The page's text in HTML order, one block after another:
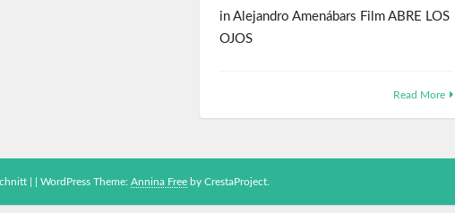
in Alejandro Amenábars Film ABRE LOS
OJOS
Read More
| WordPress Theme: Annina Freeby CrestaProject.